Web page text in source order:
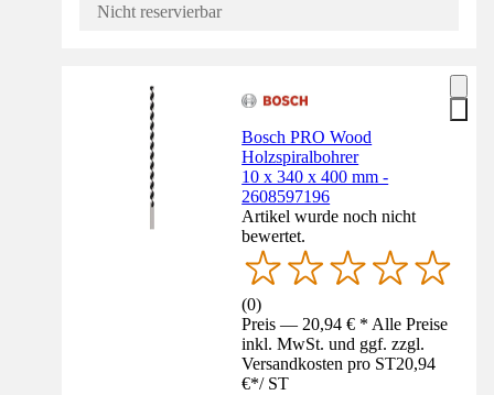
Nicht reservierbar
Bosch PRO Wood
Holzspiralbohrer
10 x 340 x 400 mm -
2608597196
Artikel wurde noch nicht
bewertet.
(0)
Preis — 20,94 € * Alle Preise
inkl. MwSt. und ggf. zzgl.
Versandkosten pro ST20,94
€*/ ST